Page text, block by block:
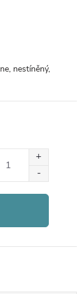
nestíněný,